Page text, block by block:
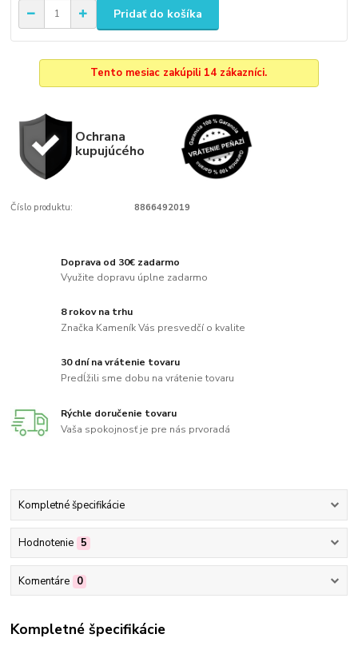
Pridať do košíka
Tento mesiac zakúpili 14 zákazníci.
Ochrana
kupujúcého
Číslo produktu: 8866492019
Doprava od 30€ zadarmo
Využite dopravu úplne zadarmo
8 rokov na trhu
Značka Kameník Vás presvedčí o kvalite
30 dní na vrátenie tovaru
Predĺžili sme dobu na vrátenie tovaru
Rýchle doručenie tovaru
Vaša spokojnosť je pre nás prvoradá
Kompletné špecifikácie
Hodnotenie 5
Komentáre 0
Kompletné špecifikácie